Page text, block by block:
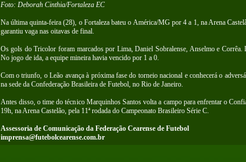
Foto: Deborah Cinthia/Fortaleza EC
Na última quinta-feira (28), o Fortaleza bateu o América/MG por 4 a 1, na Arena
garantiu vaga nas oitavas de final.
Os gols do Tricolor foram marcados por Lima, Daniel Sobralense, Anselmo e
No jogo de ida, a equipe mineira havia vencido por 1 a 0.
Com o triunfo, o Leão avança à próxima fase do torneio nacional e conhecerá o
na sede da Confederação Brasileira de Futebol, no Rio de Janeiro.
Antes disso, o time do técnico Marquinhos Santos volta a campo para enfrentar o
19h, na Arena Castelão, pela 11ª rodada do Campeonato Brasileiro Série C.
Assessoria de Comunicação da Federação Cearense de Futebol
imprensa@futebolcearense.com.br